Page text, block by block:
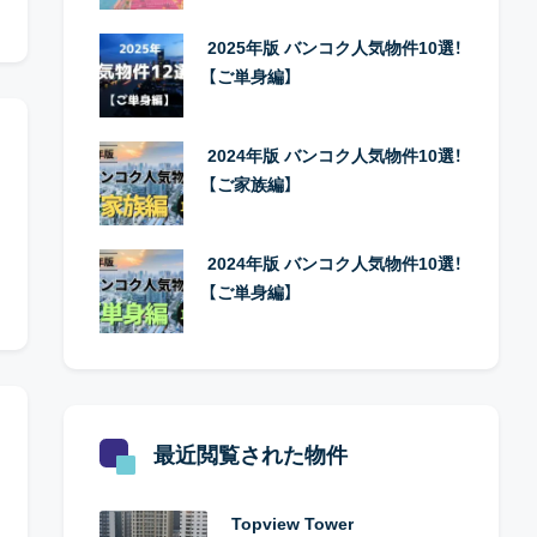
2025年版 バンコク人気物件10選！
【ご単身編】
2024年版 バンコク人気物件10選！
【ご家族編】
2024年版 バンコク人気物件10選！
【ご単身編】
最近閲覧された物件
Topview Tower